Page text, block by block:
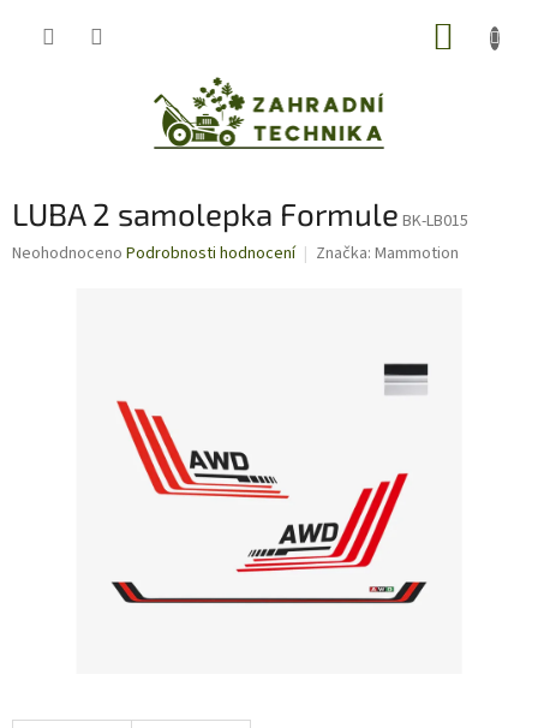
LUBA 2 samolepka Formule BK-LB015
Průměrné
Neohodnoceno Podrobnosti hodnocení Značka: Mammotion